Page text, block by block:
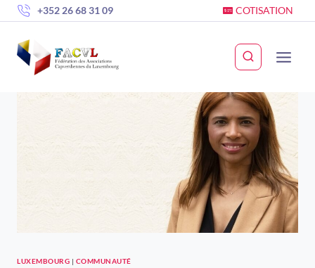
Skip
to
content
+352 26 68 31 09 COTISATION
LUXEMBOURG | COMMUNAUTÉ